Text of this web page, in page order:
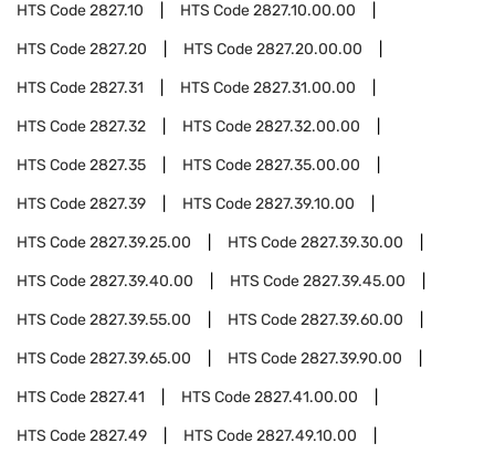
HTS Code2827.10 HTS Code2827.10.00.00
HTS Code2827.20 HTS Code2827.20.00.00
HTS Code2827.31 HTS Code2827.31.00.00
HTS Code2827.32 HTS Code2827.32.00.00
HTS Code2827.35 HTS Code2827.35.00.00
HTS Code2827.39 HTS Code2827.39.10.00
HTS Code2827.39.25.00 HTS Code2827.39.30.00
HTS Code2827.39.40.00 HTS Code2827.39.45.00
HTS Code2827.39.55.00 HTS Code2827.39.60.00
HTS Code2827.39.65.00 HTS Code2827.39.90.00
HTS Code2827.41 HTS Code2827.41.00.00
HTS Code2827.49 HTS Code2827.49.10.00